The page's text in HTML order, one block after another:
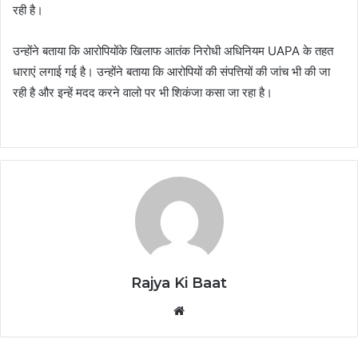
रही है।
उन्होंने बताया कि आरोपियोंके खिलाफ आतंक निरोधी अधिनियम UAPA के तहत
धाराएं लगाई गई है। उन्होंने बताया कि आरोपियों की संपत्तियों की जांच भी की जा
रही है और इन्हें मदद करने वालो पर भी शिकंजा कसा जा रहा है।
Rajya Ki Baat